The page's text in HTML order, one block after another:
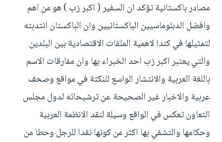
مصادر باكستانية تؤكد ان السفير ( اكبر زب ) هو من اهم
وافضل الدبلوماسيين الباكستانيين وان الباكستان انتدبته
لتمثيلها في كندا لاهمية الملفات الاقتصادية بين البلدين
والتي يعتبر اكبر زب احد الخبراء بها وان مفارقات الاسم
باللغة العربية والانتشار الواسع للنكتة في مواقع وصحف
عربية والاخبار غير الصحيحة عن ترشيحاته لدول مجلس
التعاون تعكس في الواقع وسيلة لنقد الانظمة العربية
وحكامها والتشفي بها اكثر من كونها نقدا للرجل وحطا من